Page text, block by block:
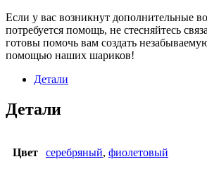
Если у вас возникнут дополнительные
потребуется помощь, не стесняйтесь
готовы помочь вам создать
помощью наших шариков!
Детали
Детали
Цвет серебряный, фиолетовый